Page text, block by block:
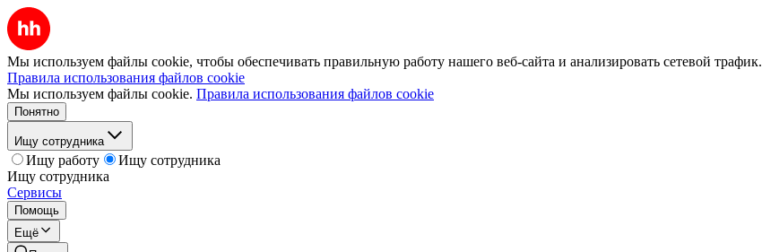
Мы используем файлы cookie, чтобы обеспечивать правильную работу нашего веб-сайта и анализировать сетевой трафик.
Правила использования файлов cookie
Мы используем файлы cookie. Правила использования файлов cookie
Понятно
Ищу сотрудника
Ищу работу
Ищу сотрудника
Ищу сотрудника
Сервисы
Помощь
Ещё